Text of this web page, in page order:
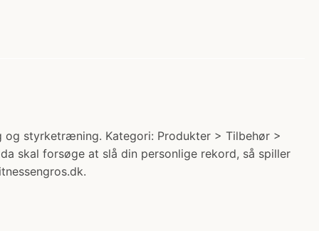
styrketræning. Kategori: Produkter > Tilbehør >
skal forsøge at slå din personlige rekord, så spiller